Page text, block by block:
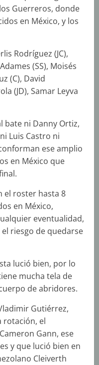
Guerreros, donde
en México, y los
Rodríguez (JC),
(SS), Moisés
(C), David
(JD), Samar Leyva
bate ni Danny Ortiz,
Luis Castro ni
ese amplio
en México que
el roster hasta 8
en México,
eventualidad,
riesgo de quedarse
lució bien, por lo
mucha tela de
de abridores.
Gutiérrez,
rotación, el
Gann, ese
y que lució bien en
Cleiverth